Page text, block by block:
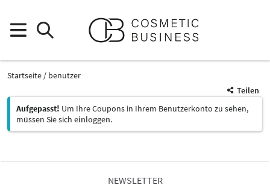
Startseite
benutzer
Teilen
Aufgepasst! Um Ihre Coupons in Ihrem Benutzerkonto zu sehen,
müssen Sie sich einloggen.
NEWSLETTER